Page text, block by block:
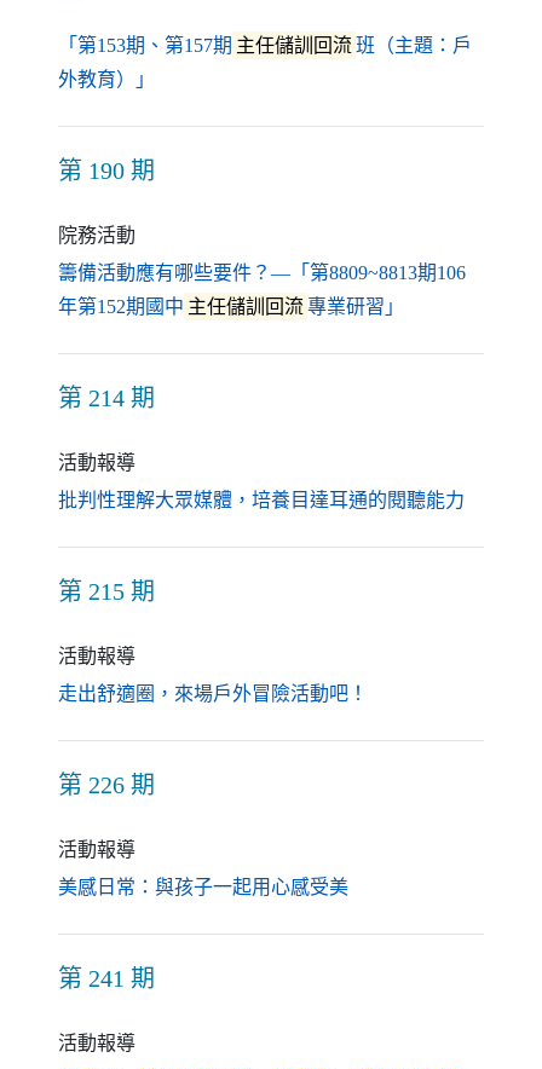
「第153期、第157期 主任儲訓回流 班（主題：戶
外教育）」
第 190 期
院務活動
籌備活動應有哪些要件？—「第8809~8813期106
年第152期國中 主任儲訓回流 專業研習」
第 214 期
活動報導
批判性理解大眾媒體，培養目達耳通的閱聽能力
第 215 期
活動報導
走出舒適圈，來場戶外冒險活動吧！
第 226 期
活動報導
美感日常：與孩子一起用心感受美（另開新視窗）
第 241 期
活動報導